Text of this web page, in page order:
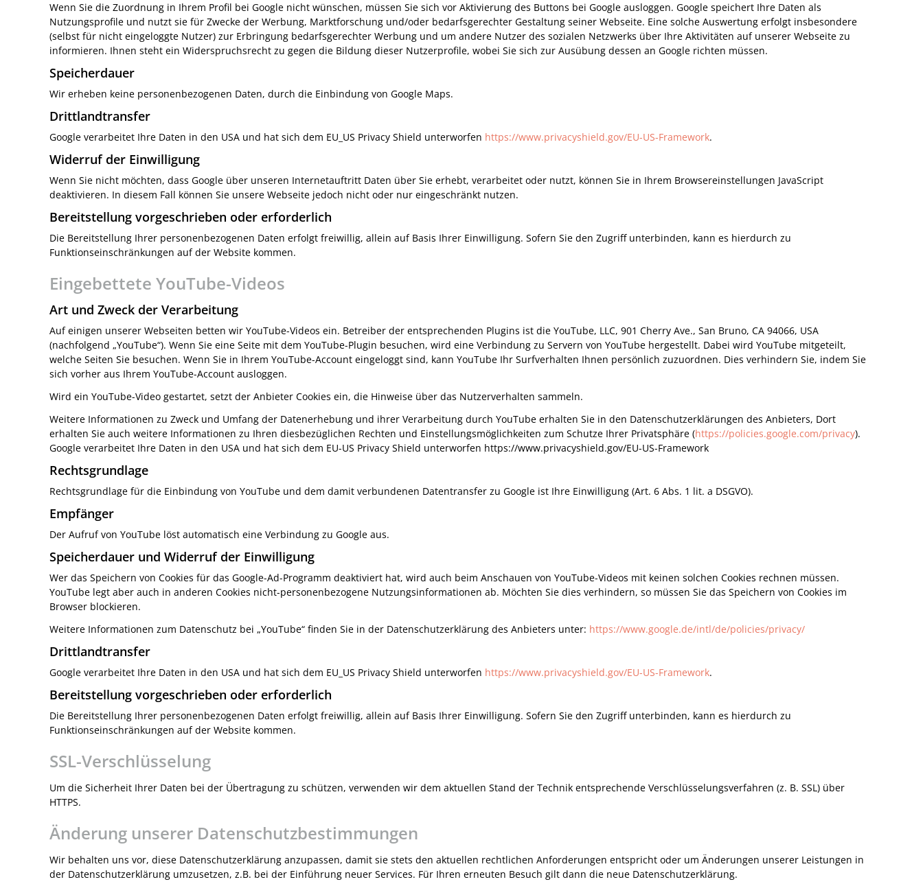
Wenn Sie die Zuordnung in Ihrem Profil bei Google nicht wünschen, müssen Sie sich vor Aktivierung des Buttons bei Google ausloggen. Google speichert Ihre Daten als
Nutzungsprofile und nutzt sie für Zwecke der Werbung, Marktforschung und/oder bedarfsgerechter Gestaltung seiner Webseite. Eine solche Auswertung erfolgt insbesondere
(selbst für nicht eingeloggte Nutzer) zur Erbringung bedarfsgerechter Werbung und um andere Nutzer des sozialen Netzwerks über Ihre Aktivitäten auf unserer Webseite zu
informieren. Ihnen steht ein Widerspruchsrecht zu gegen die Bildung dieser Nutzerprofile, wobei Sie sich zur Ausübung dessen an Google richten müssen.
Speicherdauer
Wir erheben keine personenbezogenen Daten, durch die Einbindung von Google Maps.
Drittlandtransfer
Google verarbeitet Ihre Daten in den USA und hat sich dem EU_US Privacy Shield unterworfen https://www.privacyshield.gov/EU-US-Framework.
Widerruf der Einwilligung
Wenn Sie nicht möchten, dass Google über unseren Internetauftritt Daten über Sie erhebt, verarbeitet oder nutzt, können Sie in Ihrem Browsereinstellungen JavaScript
deaktivieren. In diesem Fall können Sie unsere Webseite jedoch nicht oder nur eingeschränkt nutzen.
Bereitstellung vorgeschrieben oder erforderlich
Die Bereitstellung Ihrer personenbezogenen Daten erfolgt freiwillig, allein auf Basis Ihrer Einwilligung. Sofern Sie den Zugriff unterbinden, kann es hierdurch zu
Funktionseinschränkungen auf der Website kommen.
Eingebettete YouTube-Videos
Art und Zweck der Verarbeitung
Auf einigen unserer Webseiten betten wir YouTube-Videos ein. Betreiber der entsprechenden Plugins ist die YouTube, LLC, 901 Cherry Ave., San Bruno, CA 94066, USA
(nachfolgend „YouTube“). Wenn Sie eine Seite mit dem YouTube-Plugin besuchen, wird eine Verbindung zu Servern von YouTube hergestellt. Dabei wird YouTube mitgeteilt,
welche Seiten Sie besuchen. Wenn Sie in Ihrem YouTube-Account eingeloggt sind, kann YouTube Ihr Surfverhalten Ihnen persönlich zuzuordnen. Dies verhindern Sie, indem Sie
sich vorher aus Ihrem YouTube-Account ausloggen.
Wird ein YouTube-Video gestartet, setzt der Anbieter Cookies ein, die Hinweise über das Nutzerverhalten sammeln.
Weitere Informationen zu Zweck und Umfang der Datenerhebung und ihrer Verarbeitung durch YouTube erhalten Sie in den Datenschutzerklärungen des Anbieters, Dort
erhalten Sie auch weitere Informationen zu Ihren diesbezüglichen Rechten und Einstellungsmöglichkeiten zum Schutze Ihrer Privatsphäre (https://policies.google.com/privacy).
Google verarbeitet Ihre Daten in den USA und hat sich dem EU-US Privacy Shield unterworfen https://www.privacyshield.gov/EU-US-Framework
Rechtsgrundlage
Rechtsgrundlage für die Einbindung von YouTube und dem damit verbundenen Datentransfer zu Google ist Ihre Einwilligung (Art. 6 Abs. 1 lit. a DSGVO).
Empfänger
Der Aufruf von YouTube löst automatisch eine Verbindung zu Google aus.
Speicherdauer und Widerruf der Einwilligung
Wer das Speichern von Cookies für das Google-Ad-Programm deaktiviert hat, wird auch beim Anschauen von YouTube-Videos mit keinen solchen Cookies rechnen müssen.
YouTube legt aber auch in anderen Cookies nicht-personenbezogene Nutzungsinformationen ab. Möchten Sie dies verhindern, so müssen Sie das Speichern von Cookies im
Browser blockieren.
Weitere Informationen zum Datenschutz bei „YouTube“ finden Sie in der Datenschutzerklärung des Anbieters unter: https://www.google.de/intl/de/policies/privacy/
Drittlandtransfer
Google verarbeitet Ihre Daten in den USA und hat sich dem EU_US Privacy Shield unterworfen https://www.privacyshield.gov/EU-US-Framework.
Bereitstellung vorgeschrieben oder erforderlich
Die Bereitstellung Ihrer personenbezogenen Daten erfolgt freiwillig, allein auf Basis Ihrer Einwilligung. Sofern Sie den Zugriff unterbinden, kann es hierdurch zu
Funktionseinschränkungen auf der Website kommen.
SSL-Verschlüsselung
Um die Sicherheit Ihrer Daten bei der Übertragung zu schützen, verwenden wir dem aktuellen Stand der Technik entsprechende Verschlüsselungsverfahren (z. B. SSL) über
HTTPS.
Änderung unserer Datenschutzbestimmungen
Wir behalten uns vor, diese Datenschutzerklärung anzupassen, damit sie stets den aktuellen rechtlichen Anforderungen entspricht oder um Änderungen unserer Leistungen in
der Datenschutzerklärung umzusetzen, z.B. bei der Einführung neuer Services. Für Ihren erneuten Besuch gilt dann die neue Datenschutzerklärung.